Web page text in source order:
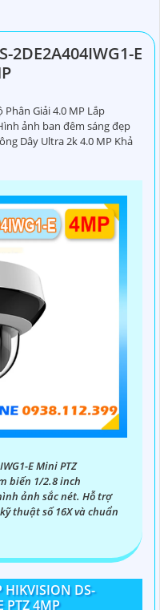
2DE2A404IWG1-E
Phân Giải 4.0 MP Lắp
ảnh ban đêm sáng đẹp
Dây Ultra 2k 4.0 MP Khả
E Mini PTZ
biến 1/2.8 inch
ảnh sắc nét. Hỗ trợ
thuật số 16X và chuẩn
HIKVISION DS-
PTZ 4MP